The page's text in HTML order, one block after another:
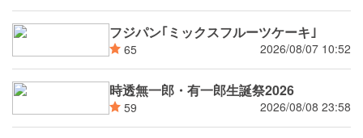
フジパン｢ミックスフルーツケーキ｣
65 2026/08/07 10:52
時透無一郎・有一郎生誕祭2026
59 2026/08/08 23:58